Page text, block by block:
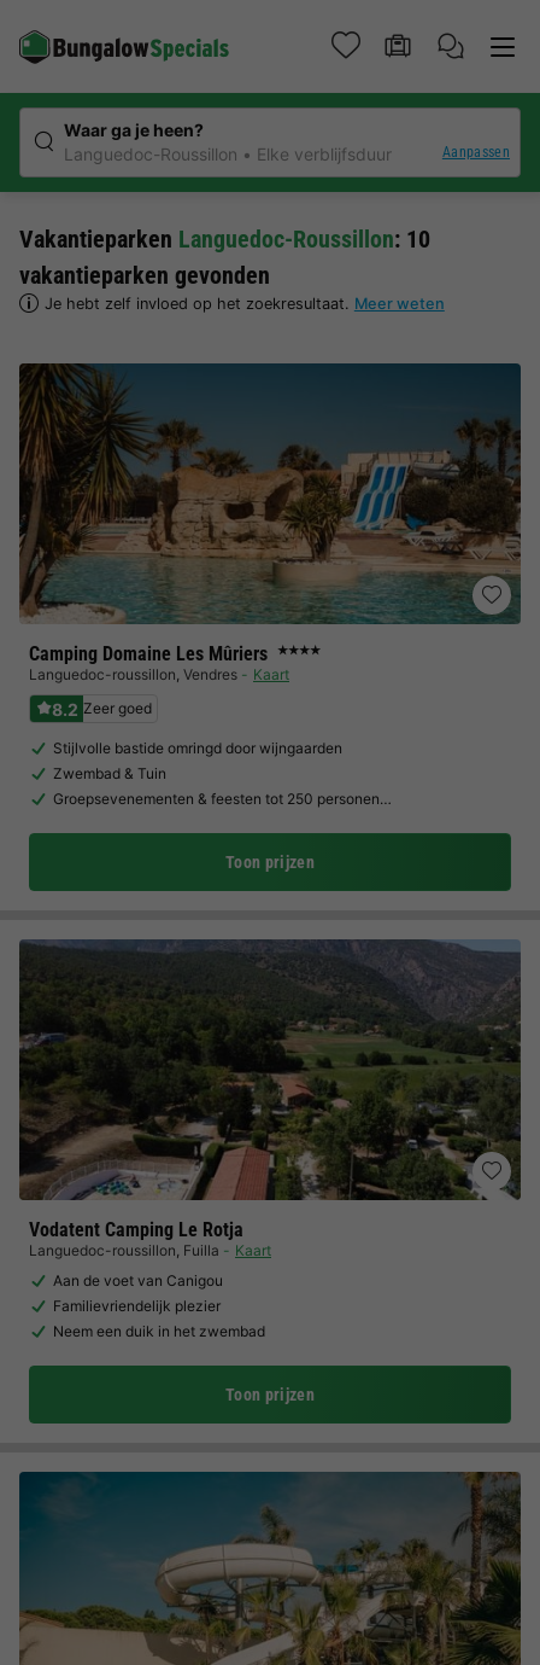
Waar ga je heen?
Languedoc-Roussillon
Elke verblijfsduur Aanpassen
Vakantieparken Languedoc-Roussillon: 10
vakantieparken gevonden
Je hebt zelf invloed op het zoekresultaat. Meer weten
Camping Domaine Les Mûriers ★★★★
Languedoc-roussillon, Vendres Kaart
8.2 Zeer goed
Stijlvolle bastide omringd door wijngaarden
Zwembad & Tuin
Groepsevenementen & feesten tot 250 personen…
Toon prijzen
Vodatent Camping Le Rotja
Languedoc-roussillon, Fuilla
Kaart
Aan de voet van Canigou
Familievriendelijk plezier
Neem een duik in het zwembad
Toon prijzen